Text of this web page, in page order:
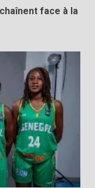
face à la